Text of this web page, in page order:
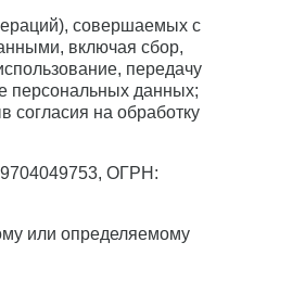
совершаемых с
включая сбор,
передачу
персональных данных;
согласия на обработку
9704049753, ОГРН:
или определяемому